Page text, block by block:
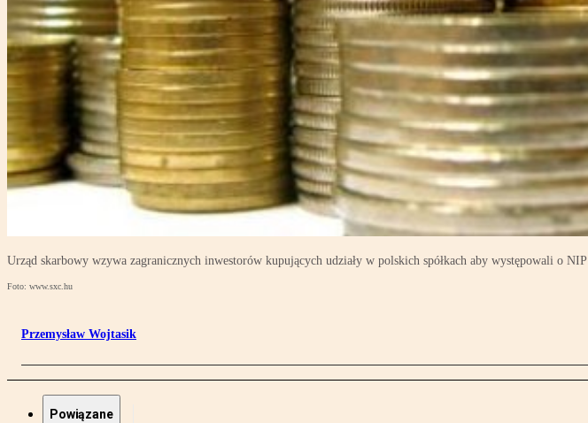
Urząd skarbowy wzywa zagranicznych inwestorów kupujących udziały w polskich spółkach aby występowali o NIP
Foto: www.sxc.hu
Przemysław Wojtasik
Powiązane